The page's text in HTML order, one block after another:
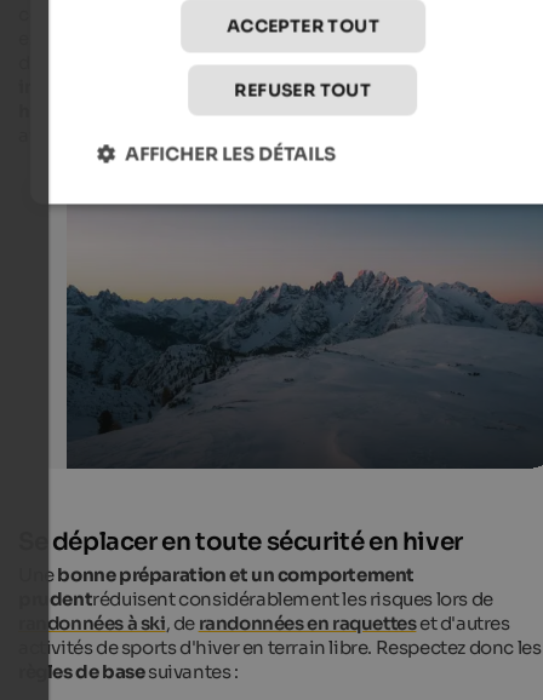
conditions into account when planning their route.
Unsplash
blog de lawinen.report
: le contexte y est
expliqué de manière compréhensible et les situations
d'avalanche y sont analysées. En outre, le blogfournit des
informations en cas de chutes de neige en dehors de la
, avec un rapport quotidien sur la situation des
Se déplacer en toute sécurité en hiver
Unebonne préparation et un comportement
prudentréduisent considérablement les risques lors de
randonnées à ski, de randonnées en raquetteset d'autres
activités de sports d'hiver en terrain libre. Respectez donc les
règles de basesuivantes :
ACCEPTER TOUT
REFUSER TOUT
AFFICHER LES DÉTAILS